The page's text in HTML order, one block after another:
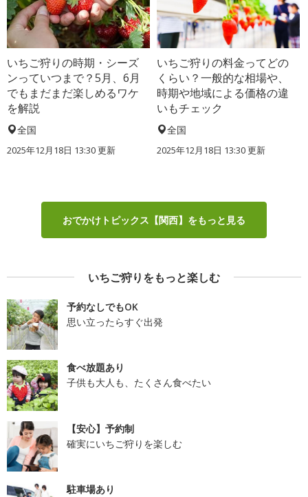
いちご狩りの時期・シーズ
ンっていつまで？5月、6月
でもまだまだ楽しめるワケ
を解説
全国
2025年12月18日 13:30 更新
いちご狩りの料金ってどの
くらい？一般的な相場や、
時期や地域による価格の違
いもチェック
全国
2025年12月18日 13:30 更新
おでかけトピックス【関西】をもっと見る
いちご狩りをもっと楽しむ
予約なしでもOK
思い立ったらすぐ出発
食べ放題あり
子供も大人も、たくさん食べたい
【安心】予約制
確実にいちご狩りを楽しむ
駐車場あり